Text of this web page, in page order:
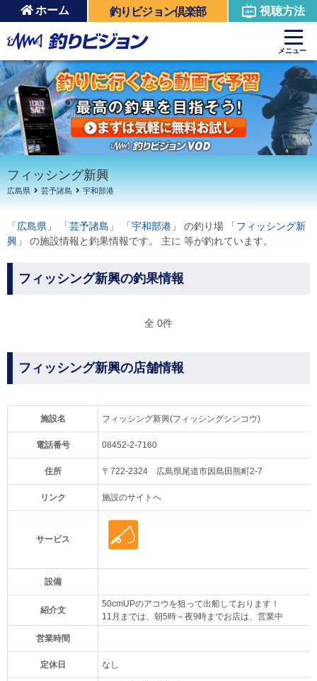
ホーム 釣りビジョン倶楽部 視聴方法
メニュー
フィッシング新興
広島県 芸予諸島 宇和部港
「 広島県 」 「 芸予諸島 」 「 宇和部港 」 の釣り場 「 フィッシング新
興 」 の施設情報と釣果情報です。 主に 等が釣れています。
フィッシング新興の釣果情報
全 0件
フィッシング新興の店舗情報
施設名 フィッシング新興(フィッシングシンコウ)
電話番号 08452-2-7160
住所 〒722-2324 広島県尾道市因島田熊町2-7
リンク 施設のサイトへ
サービス
設備
紹介文
50cmUPのアコウを狙って出船しております！
11月までは、朝5時～夜9時までお店は、営業中
営業時間
定休日 なし
周辺の施設を見る